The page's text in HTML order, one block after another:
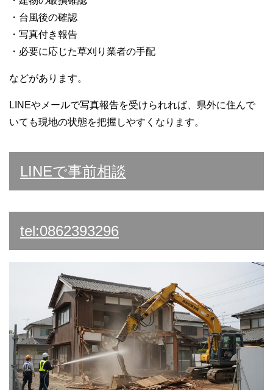
・台風後の確認
・写真付き報告
・必要に応じた草刈り業者の手配
などがあります。
LINEやメールで写真報告を受けられれば、県外に住んで
いても現地の状態を把握しやすくなります。
LINEで事前相談
tel:0862393296